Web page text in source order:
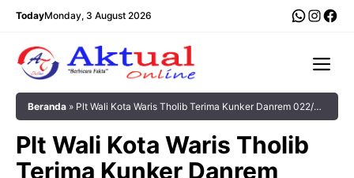
Langsung
TodayMonday, 3 August 2026
Beranda » Plt Wali Kota Waris Tholib Terima Kunker Danrem 022/PT
Plt Wali Kota Waris Tholib
Terima Kunker Danrem